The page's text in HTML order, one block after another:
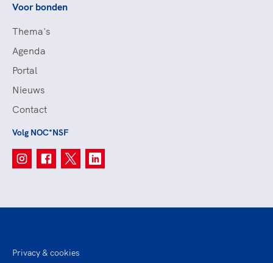
Voor bonden
Thema's
Agenda
Portal
Nieuws
Contact
Volg NOC*NSF
Privacy & cookies